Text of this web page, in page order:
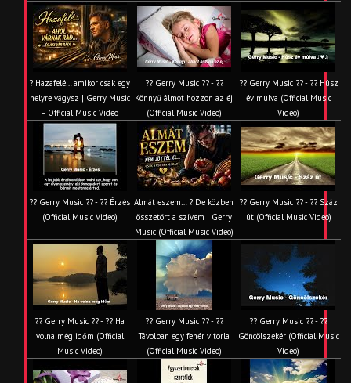
? Hazafelé… amikor csak egy
helyre vágysz | Gerry Music
– Official Music Video
?? Gerry Music ?? - ??
Könnyű álmot hozzon az éj
(Official Music Video)
?? Gerry Music ?? - ?? Húsz
év múlva (Official Music
Video)
?? Gerry Music ?? - ?? Érzés
(Official Music Video)
Almát eszem… ? De közben
összetört a szívem | Gerry
Music (Official Music Video)
?? Gerry Music ?? - ?? Száz
út (Official Music Video)
?? Gerry Music ?? - ?? Ha
volna még időm (Official
Music Video)
?? Gerry Music ?? - ??
Távolban egy fehér vitorla
(Official Music Video)
?? Gerry Music ?? - ??
Göncölszekér (Official Music
Video)